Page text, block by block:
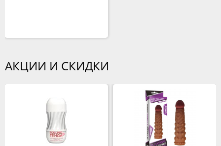
АКЦИИ И СКИДКИ